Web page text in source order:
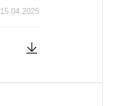
15.04.2025